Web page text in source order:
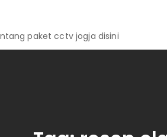
paket cctv jogja disini